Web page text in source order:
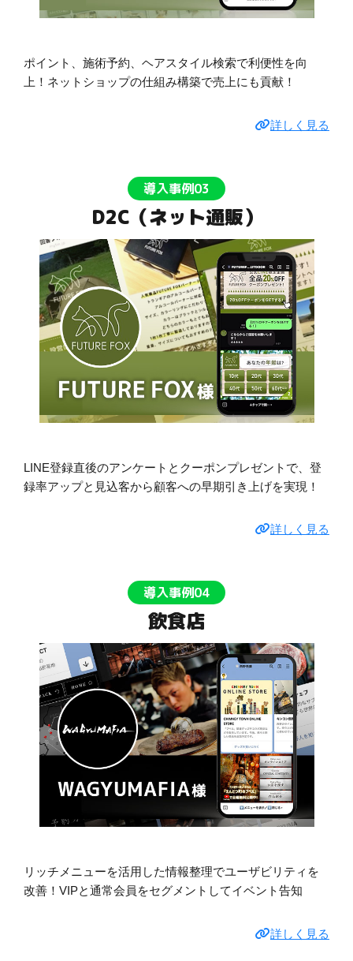
ポイント、施術予約、ヘアスタイル検索で利便性を向
上！ネットショップの仕組み構築で売上にも貢献！
詳しく見る
導入事例03
D2C（ネット通販）
LINE登録直後のアンケートとクーポンプレゼントで、登
録率アップと見込客から顧客への早期引き上げを実現！
詳しく見る
導入事例04
飲食店
リッチメニューを活用した情報整理でユーザビリティを
改善！VIPと通常会員をセグメントしてイベント告知
詳しく見る